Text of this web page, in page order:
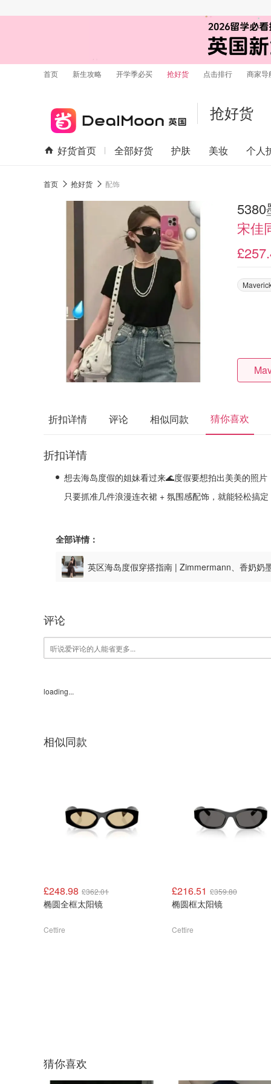
首页 新生攻略 开学季必买 抢好货 点击排行 商家导
抢好货
好货首页 全部好货 护肤 美妆 个人
首页 抢好货 配饰
5380
宋佳
折扣详情 评论 相似同款 猜你喜欢
折扣详情
想去海岛度假的姐妹看过来🌊度假要想拍出美美的照
只要抓准几件浪漫连衣裙 + 氛围感配饰，就能轻松搞定
全部详情：
英区海岛度假穿搭指南 | Zimmermann、香奶
评论
loading...
相似同款
£248.98 £362.01
椭圆全框太阳镜
Cettire
£216.51 £359.80
椭圆框太阳镜
Cettire
猜你喜欢